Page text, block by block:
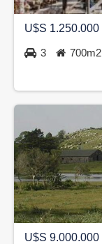
U$S 1.250.000
3 700m2
U$S 9.000.000